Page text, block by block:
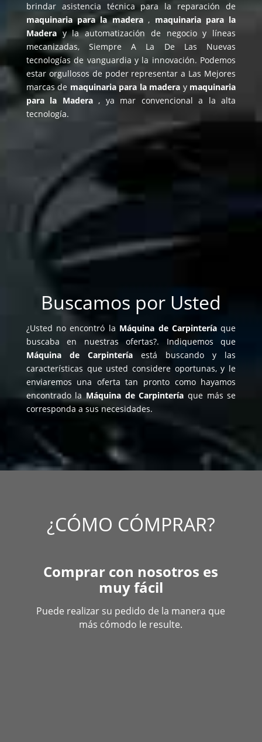
brindar asistencia técnica para la reparación de
maquinaria para la madera, maquinaria para la
Maderay la automatización de negocio y líneas
mecanizadas, Siempre A La De Las Nuevas
tecnologías de vanguardia y la innovación. Podemos
estar orgullosos de poder representar a Las Mejores
marcas de maquinaria para la madera y maquinaria
para la Madera, ya mar convencional a la alta
tecnología.
Buscamos por Usted
¿Usted no encontró la Máquina de Carpinteríaque
buscaba en nuestras ofertas?. Indiquemos que
Máquina de Carpinteríaestá buscando y las
características que usted considere oportunas, y le
enviaremos una oferta tan pronto como hayamos
encontrado la Máquina de Carpintería que más se
corresponda a sus necesidades.
¿CÓMO CÓMPRAR?
Comprar con nosotros es
muy fácil
Puede realizar su pedido de la manera que
más cómodo le resulte.